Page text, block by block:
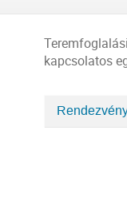
kapcsolatos
Home